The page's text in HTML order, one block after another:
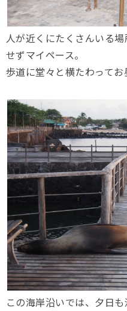
人が近くにたくさんいる
せずマイペース。
歩道に堂々と横たわってお
この海岸沿いでは、夕日